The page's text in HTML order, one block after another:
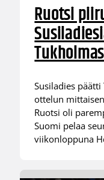
Ruotsi
Susiladies
ottelun
Ruotsi oli
Suomi pelaa
viikonloppuna